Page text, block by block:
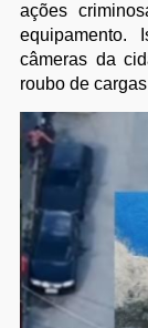
ações
equipamento.
câmeras da
roubo de